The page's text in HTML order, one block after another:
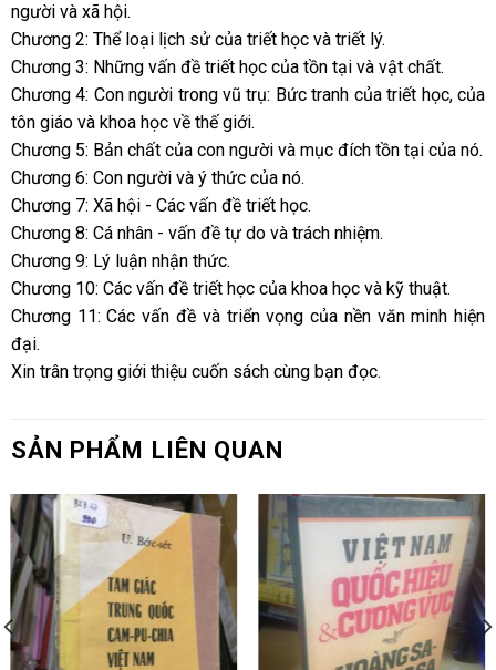
người và xã hội.
Chương 2: Thể loại lịch sử của triết học và triết lý.
Chương 3: Những vấn đề triết học của tồn tại và vật chất.
Chương 4: Con người trong vũ trụ: Bức tranh của triết học, của
tôn giáo và khoa học về thế giới.
Chương 5: Bản chất của con người và mục đích tồn tại của nó.
Chương 6: Con người và ý thức của nó.
Chương 7: Xã hội - Các vấn đề triết học.
Chương 8: Cá nhân - vấn đề tự do và trách nhiệm.
Chương 9: Lý luận nhận thức.
Chương 10: Các vấn đề triết học của khoa học và kỹ thuật.
Chương 11: Các vấn đề và triển vọng của nền văn minh hiện
đại.
Xin trân trọng giới thiệu cuốn sách cùng bạn đọc.
SẢN PHẨM LIÊN QUAN